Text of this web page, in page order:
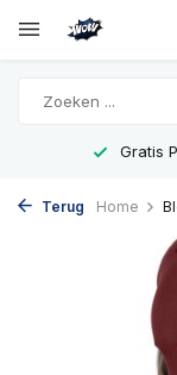
Gratis
Terug Home